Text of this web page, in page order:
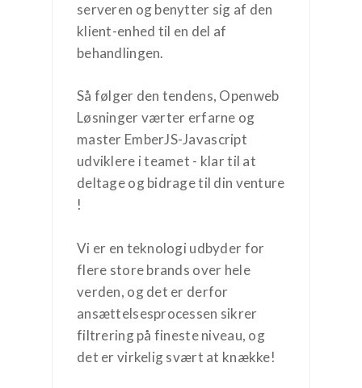
serveren og benytter sig af den
klient-enhed til en del af
behandlingen.
Så følger den tendens, Openweb
Løsninger værter erfarne og
master EmberJS-Javascript
udviklere i teamet - klar til at
deltage og bidrage til din venture
!
Vi er en teknologi udbyder for
flere store brands over hele
verden, og det er derfor
ansættelsesprocessen sikrer
filtrering på fineste niveau, og
det er virkelig svært at knække!